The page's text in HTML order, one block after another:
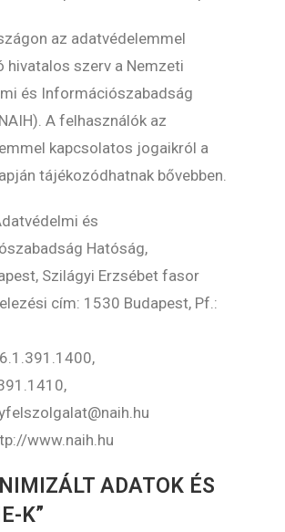
az adatvédelemmel
hivatalos szerv a Nemzeti
és Információszabadság
A felhasználók az
kapcsolatos jogaikról a
tájékozódhatnak bővebben.
és
Hatóság,
Szilágyi Erzsébet fasor
cím: 1530 Budapest, Pf.:
www.naih.hu
ADATOK ÉS
K”